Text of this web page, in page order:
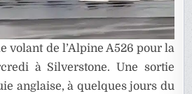
volant de l’Alpine A526 pour la
à Silverstone. Une sortie
anglaise, à quelques jours du